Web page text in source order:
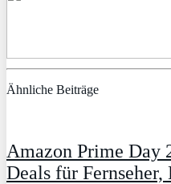
Ähnliche Beiträge
Amazon Prime Day
Deals für